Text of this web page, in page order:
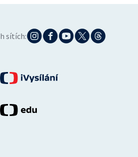
sítích: